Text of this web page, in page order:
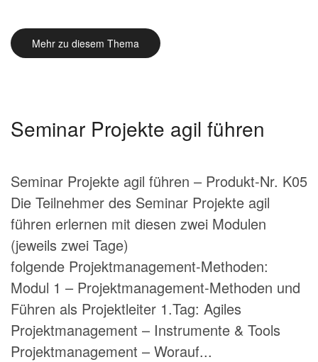
Mehr zu diesem Thema
Seminar Projekte agil führen
Seminar Projekte agil führen – Produkt-Nr. K05
Die Teilnehmer des Seminar Projekte agil
führen erlernen mit diesen zwei Modulen
(jeweils zwei Tage)
folgende Projektmanagement-Methoden:
Modul 1 – Projektmanagement-Methoden und
Führen als Projektleiter 1.Tag: Agiles
Projektmanagement – Instrumente & Tools
Projektmanagement – Worauf...